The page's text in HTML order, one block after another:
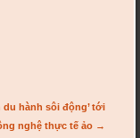
du hành sôi động’ tới
nghệ thực tế ảo →